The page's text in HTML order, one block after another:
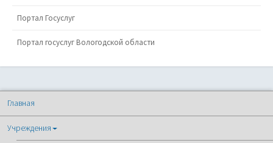
Портал Госуслуг
Портал госуслуг Вологодской области
Главная
Учреждения